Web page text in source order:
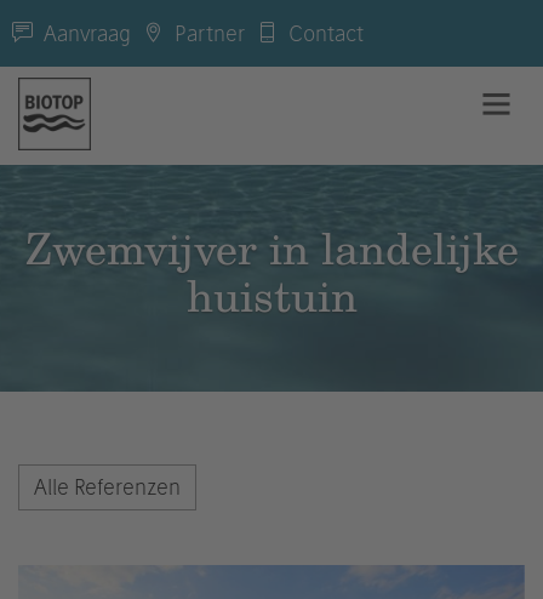
Aanvraag Partner Contact
Zwemvijver in landelijke
huistuin
Alle Referenzen